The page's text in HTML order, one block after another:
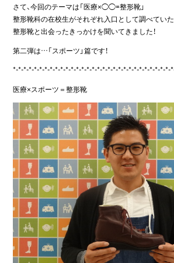
さて、今回のテーマは「医療×◯◯=整形靴」
整形靴科の在校生がそれぞれ入口として調べて
整形靴と出会ったきっかけを聞いてきました！
第二弾は…「スポーツ」篇です！
*-*-*-*-*-*-*-*-*-*-*-*-*-*-*-*-*-*-*-*-*-*-*-*-*-*-*-*-*-*-
医療×スポーツ＝整形靴